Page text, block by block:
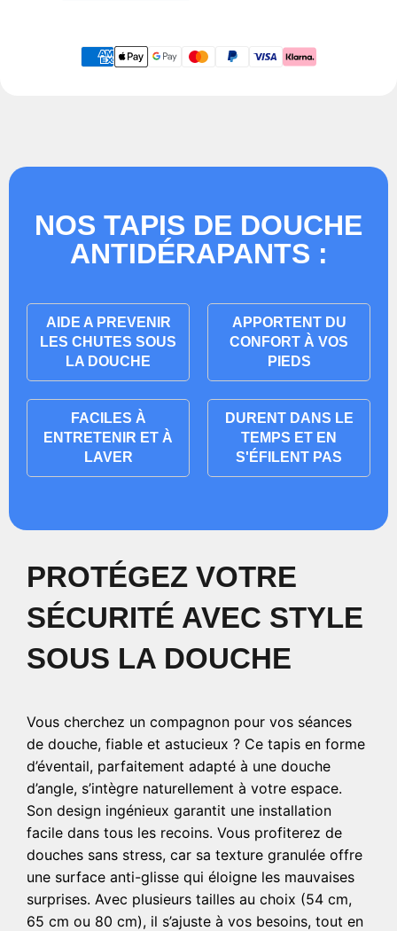
NOS TAPIS DE DOUCHE
ANTIDÉRAPANTS :
AIDE A PREVENIR
LES CHUTES SOUS
LA DOUCHE
APPORTENT DU
CONFORT À VOS
PIEDS
FACILES À
ENTRETENIR ET À
LAVER
DURENT DANS LE
TEMPS ET EN
S'ÉFILENT PAS
PROTÉGEZ VOTRE
SÉCURITÉ AVEC STYLE
SOUS LA DOUCHE
Vous cherchez un compagnon pour vos séances
de douche, fiable et astucieux ? Ce tapis en forme
d’éventail, parfaitement adapté à une douche
d’angle, s’intègre naturellement à votre espace.
Son design ingénieux garantit une installation
facile dans tous les recoins. Vous profiterez de
douches sans stress, car sa texture granulée offre
une surface anti-glisse qui éloigne les mauvaises
surprises. Avec plusieurs tailles au choix (54 cm,
65 cm ou 80 cm), il s’ajuste à vos besoins, tout en